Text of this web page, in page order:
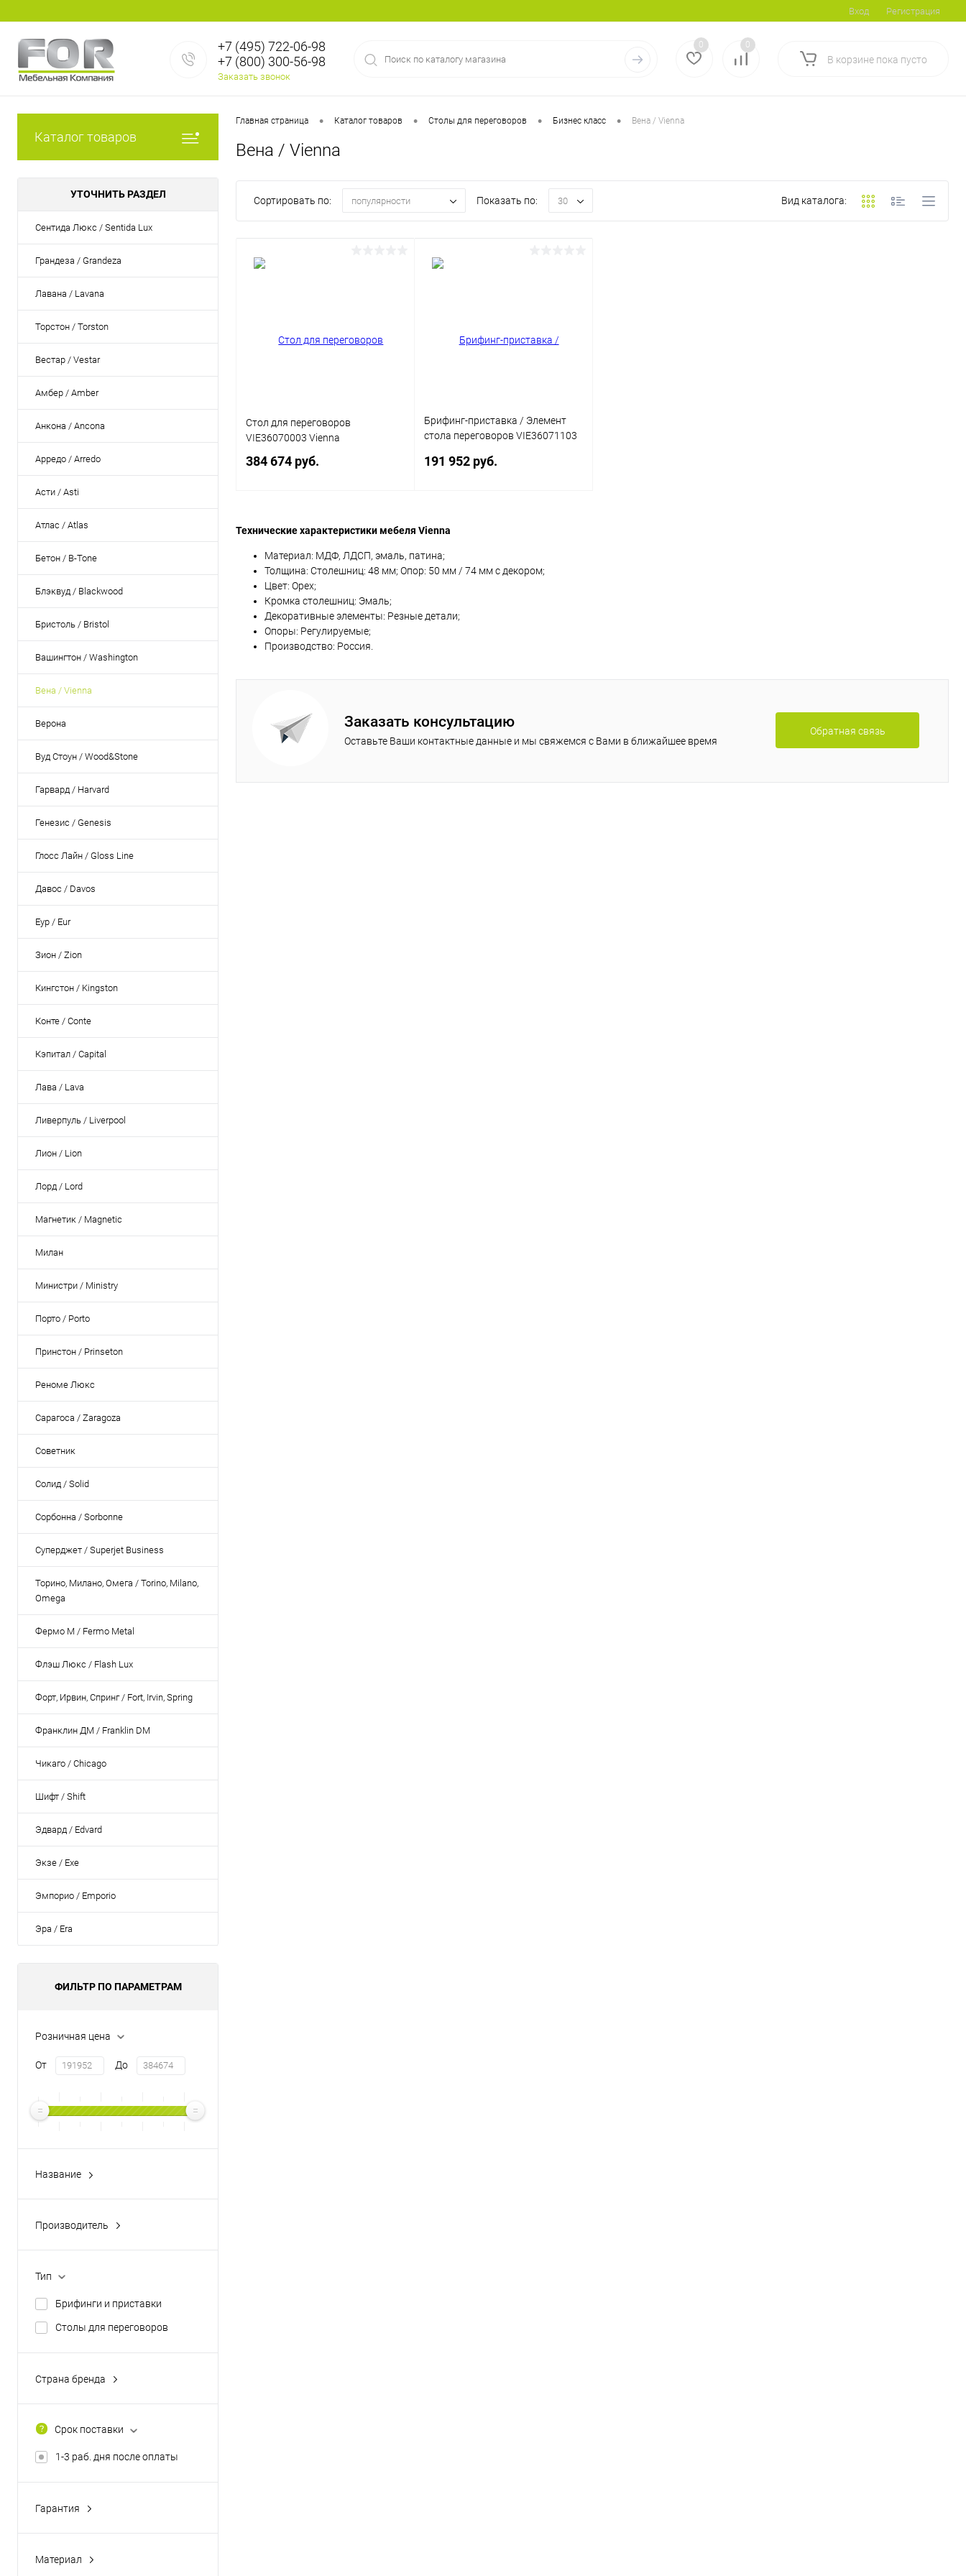
Вход Регистрация
+7 (495) 722-06-98
+7 (800) 300-56-98
Заказать звонок
0 0
В корзине пока пусто
Каталог товаров
УТОЧНИТЬ РАЗДЕЛ
Сентида Люкс / Sentida Lux
Грандеза / Grandeza
Лавана / Lavana
Торстон / Torston
Вестар / Vestar
Амбер / Amber
Анкона / Ancona
Арредо / Arredo
Асти / Asti
Атлас / Atlas
Бетон / B-Tone
Блэквуд / Blackwood
Бристоль / Bristol
Вашингтон / Washington
Вена / Vienna
Верона
Вуд Стоун / Wood&Stone
Гарвард / Harvard
Генезис / Genesis
Глосс Лайн / Gloss Line
Давос / Davos
Еур / Eur
Зион / Zion
Кингстон / Kingston
Конте / Conte
Кэпитал / Capital
Лава / Lava
Ливерпуль / Liverpool
Лион / Lion
Лорд / Lord
Магнетик / Magnetic
Милан
Министри / Ministry
Порто / Porto
Принстон / Prinseton
Реноме Люкс
Сарагоса / Zaragoza
Советник
Солид / Solid
Сорбонна / Sorbonne
Суперджет / Superjet Business
Торино, Милано, Омега / Torino, Milano,
Omega
Фермо М / Fermo Metal
Флэш Люкс / Flash Lux
Форт, Ирвин, Спринг / Fort, Irvin, Spring
Франклин ДМ / Franklin DM
Чикаго / Chicago
Шифт / Shift
Эдвард / Edvard
Экзе / Exe
Эмпорио / Emporio
Эра / Era
ФИЛЬТР ПО ПАРАМЕТРАМ
Розничная цена
От До
Название
Производитель
Тип
Брифинги и приставки
Столы для переговоров
Страна бренда
Срок поставки
1-3 раб. дня после оплаты
Гарантия
Материал
Главная страница • Каталог товаров • Столы для переговоров • Бизнес класс • Вена / Vienna
Вена / Vienna
Сортировать по: популярности Показать по: 30 Вид каталога:
Стол для переговоров
VIE36070003 Vienna
384 674 руб.
Купить в 1 клик Сравнение
В избранное
Цвет
Брифинг-приставка / Элемент
стола переговоров VIE36071103
191 952 руб.
Купить в 1 клик
Технические характеристики мебеля Vienna
Материал: МДФ, ЛДСП, эмаль, патина;
Толщина: Столешниц: 48 мм; Опор: 50 мм / 74 мм с декором;
Цвет: Орех;
Кромка столешниц: Эмаль;
Декоративные элементы: Резные детали;
Опоры: Регулируемые;
Производство: Россия.
Заказать консультацию
Оставьте Ваши контактные данные и мы свяжемся с Вами в ближайшее время
Обратная связь